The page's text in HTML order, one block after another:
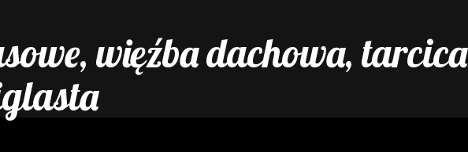
więźba dachowa, tarcica